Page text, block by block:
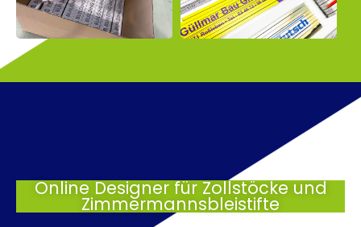
Online Designer für Zollstöcke und
Zimmermannsbleistifte